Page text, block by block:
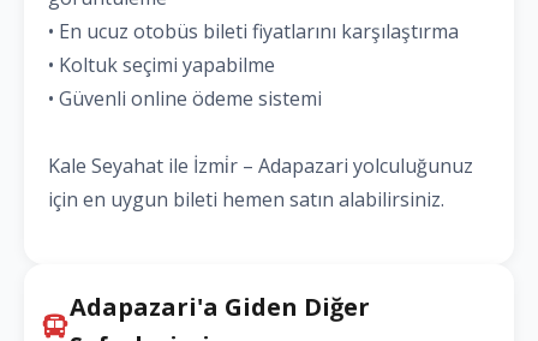
• En ucuz otobüs bileti fiyatlarını karşılaştırma
• Koltuk seçimi yapabilme
• Güvenli online ödeme sistemi
Kale Seyahat ile İzmi̇r – Adapazari yolculuğunuz
için en uygun bileti hemen satın alabilirsiniz.
Adapazari'a Giden Diğer